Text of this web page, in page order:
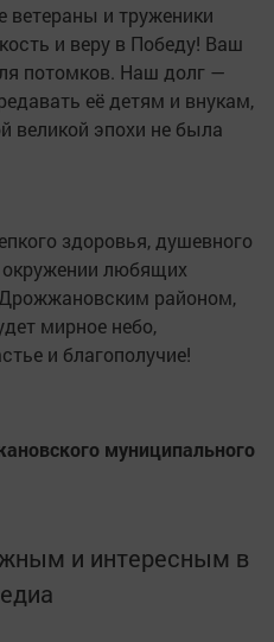
ветераны и труженики
и веру в Победу! Ваш
потомков. Наш долг —
её детям и внукам,
великой эпохи не была
здоровья, душевного
окружении любящих
районом,
мирное небо,
и благополучие!
муниципального
и интересным в